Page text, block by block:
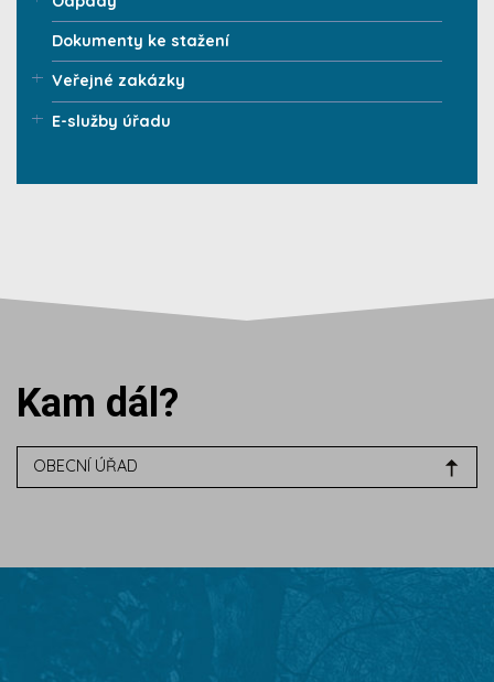
Dokumenty ke stažení
Veřejné zakázky
E-služby úřadu
Kam dál?
OBECNÍ ÚŘAD